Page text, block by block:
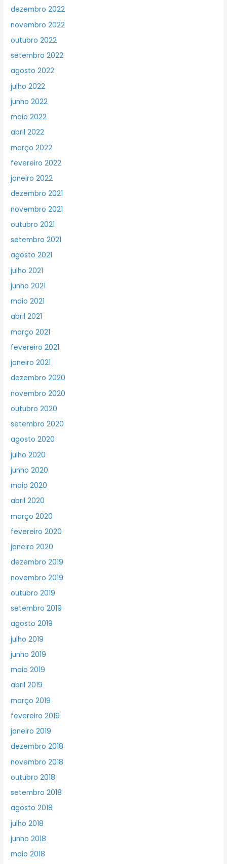
dezembro 2022
novembro 2022
outubro 2022
setembro 2022
agosto 2022
julho 2022
junho 2022
maio 2022
abril 2022
março 2022
fevereiro 2022
janeiro 2022
dezembro 2021
novembro 2021
outubro 2021
setembro 2021
agosto 2021
julho 2021
junho 2021
maio 2021
abril 2021
março 2021
fevereiro 2021
janeiro 2021
dezembro 2020
novembro 2020
outubro 2020
setembro 2020
agosto 2020
julho 2020
junho 2020
maio 2020
abril 2020
março 2020
fevereiro 2020
janeiro 2020
dezembro 2019
novembro 2019
outubro 2019
setembro 2019
agosto 2019
julho 2019
junho 2019
maio 2019
abril 2019
março 2019
fevereiro 2019
janeiro 2019
dezembro 2018
novembro 2018
outubro 2018
setembro 2018
agosto 2018
julho 2018
junho 2018
maio 2018